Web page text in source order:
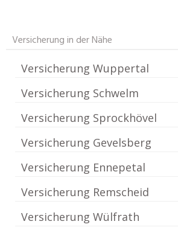
Versicherung in der Nähe
Versicherung Wuppertal
Versicherung Schwelm
Versicherung Sprockhövel
Versicherung Gevelsberg
Versicherung Ennepetal
Versicherung Remscheid
Versicherung Wülfrath